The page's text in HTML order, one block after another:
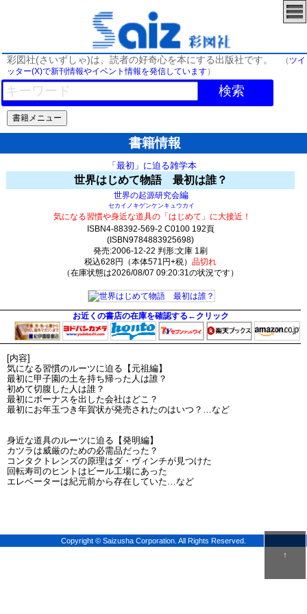
彩図社(さいずしゃ)は、読者の好奇心を本にする出版社です。 （ ツイ
ッター(X)で新刊情報やイベント情報を発信しています）
検索
書籍情報
「最初」に迫る雑学本
世界はじめて物語 最初は誰？
世界の起源研究会編
セカイノキゲンケンキュウカイ
気になる習慣や身近な道具の「はじめて」に大接近！
ISBN4-88392-569-2 C0100 192頁
(ISBN9784883925698)
発売:2006-12-22 判形:文庫 1刷
税込628円（本体571円+税）品切れ
（在庫状態は2026/08/07 09:20:31の状況です）
お近くの書店の在庫を確認する←クリック
[内容]
気になる習慣のルーツに迫る【元祖編】
最初に甲子園の土を持ち帰った人は誰？
初めて切腹した人は誰？
最初にボーナスを出した会社はどこ？
最初にお年玉つき年賀状が発売されたのはいつ？…など
身近な道具のルーツに迫る【発明編】
カツラは威厳のための必需品だった？
コンタクトレンズの原理はダ・ヴィンチが見つけた
回転寿司のヒントはビール工場にあった
エレベーターは紀元前から存在していた…など
↑
Copyright © Saizusha Corporation. All Rights Reserved.